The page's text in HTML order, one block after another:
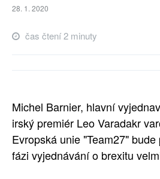
SOCIÁLNÍ SÍTĚ
RUBRIKY
PLNÁ VERZE STRÁNEK
28. 1. 2020
čas čtení 2 minuty
Michel Barnier, hlavní
irský premiér Leo Varadakr
Evropská unie "Team27"
fázi vyjednávání o brexitu